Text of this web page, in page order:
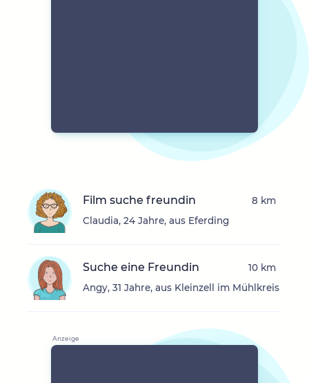
Film suche freundin
Claudia, 24 Jahre, aus Eferding
8 km
Suche eine Freundin
Angy, 31 Jahre, aus Kleinzell im Mühlkreis
10 km